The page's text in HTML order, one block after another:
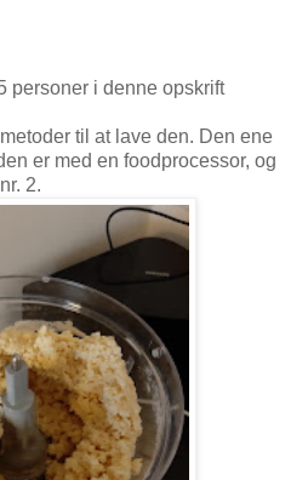
personer i denne opskrift
til at lave den. Den ene
er med en foodprocessor, og
2.